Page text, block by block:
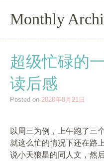
Monthly
超级忙碌的
读后感
Posted on 2020年8月21日
以周三为例，上午跑了三
就这么忙的情况下还在路
说小天狼星的同人文，然